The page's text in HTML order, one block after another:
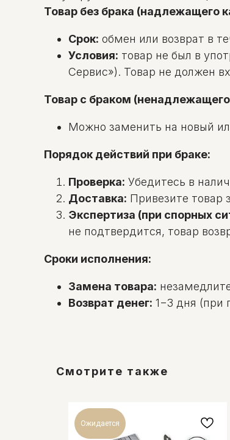
Товар без брака (надлежащего
Срок: обмен или возврат в
Условия: товар не был в
Сервис»). Товар не должен
Товар с браком
Можно заменить на новый
Порядок действий при браке:
Проверка: Убедитесь в
Доставка: Привезите товар
Экспертиза (при спорных
не подтвердится, товар
Сроки исполнения:
Замена товара:
Возврат денег: 1−3 дня (при
Смотрите также
Ожидается